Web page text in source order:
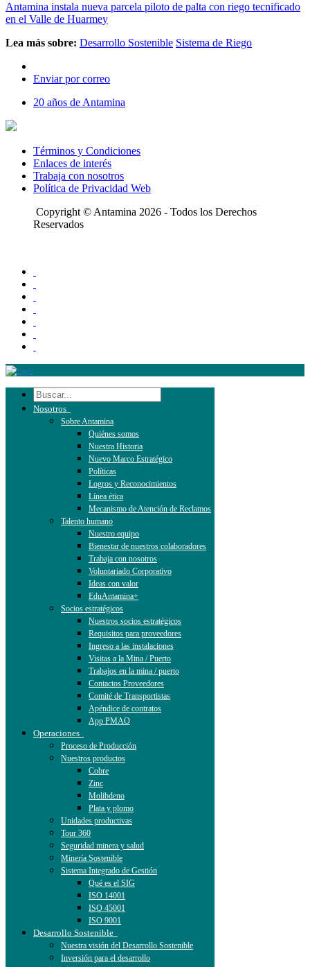
Antamina instala nueva parcela piloto de palta con riego tecnificado
en el Valle de Huarmey
Lea más sobre: Desarrollo Sostenible Sistema de Riego
Enviar por correo
20 años de Antamina
Términos y Condiciones
Enlaces de interés
Trabaja con nosotros
Política de Privacidad Web
Copyright © Antamina 2026 - Todos los Derechos
Reservados
Nosotros
Sobre Antamina
Quiénes somos
Nuestra Historia
Nuevo Marco Estratégico
Políticas
Logros y Reconocimientos
Línea ética
Mecanismo de Atención de Reclamos
Talento humano
Nuestro equipo
Bienestar de nuestros colaboradores
Trabaja con nosotros
Voluntariado Corporativo
Ideas con valor
EduAntamina+
Socios estratégicos
Nuestros socios estratégicos
Requisitos para proveedores
Ingreso a las instalaciones
Visitas a la Mina / Puerto
Trabajos en la mina / puerto
Contactos Proveedores
Comité de Transportistas
Apéndice de contratos
App PMAO
Operaciones
Proceso de Producción
Nuestros productos
Cobre
Zinc
Molibdeno
Plata y plomo
Unidades productivas
Tour 360
Seguridad minera y salud
Minería Sostenible
Sistema Integrado de Gestión
Qué es el SIG
ISO 14001
ISO 45001
ISO 9001
Desarrollo Sostenible
Nuestra visión del Desarrollo Sostenible
Inversión para el desarrollo